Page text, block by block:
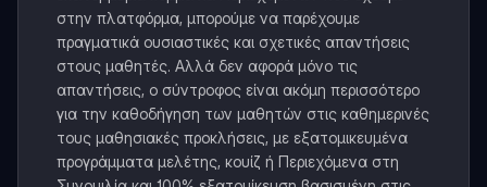
στην πλατφόρμα, μπορούμε να παρέχουμε
πραγματικά ουσιαστικές και σχετικές απαντήσεις
στους μαθητές. Αλλά δεν αφορά μόνο τις
απαντήσεις, ο σύντροφος είναι ακόμη περισσότερο
για την καθοδήγηση των μαθητών στις καθημερινές
τους μαθησιακές προκλήσεις, με εξατομικευμένα
προγράμματα μελέτης, κουίζ ή Περιεχόμενα στη